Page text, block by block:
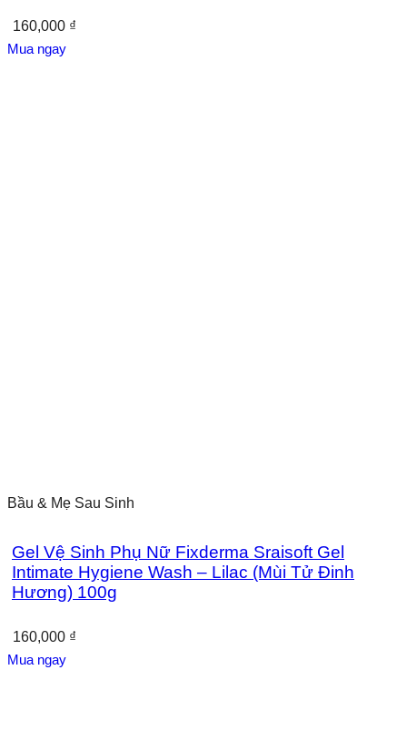
160,000 ₫
Bầu & Mẹ Sau Sinh
Gel Vệ Sinh Phụ Nữ Fixderma Sraisoft Gel
Intimate Hygiene Wash – Lilac (Mùi Tử Đinh
Hương) 100g
160,000 ₫